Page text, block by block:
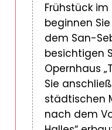
Frühstück
beginnen
dem San-
besichtigen
Opernhaus
Sie
städtischen
nach dem